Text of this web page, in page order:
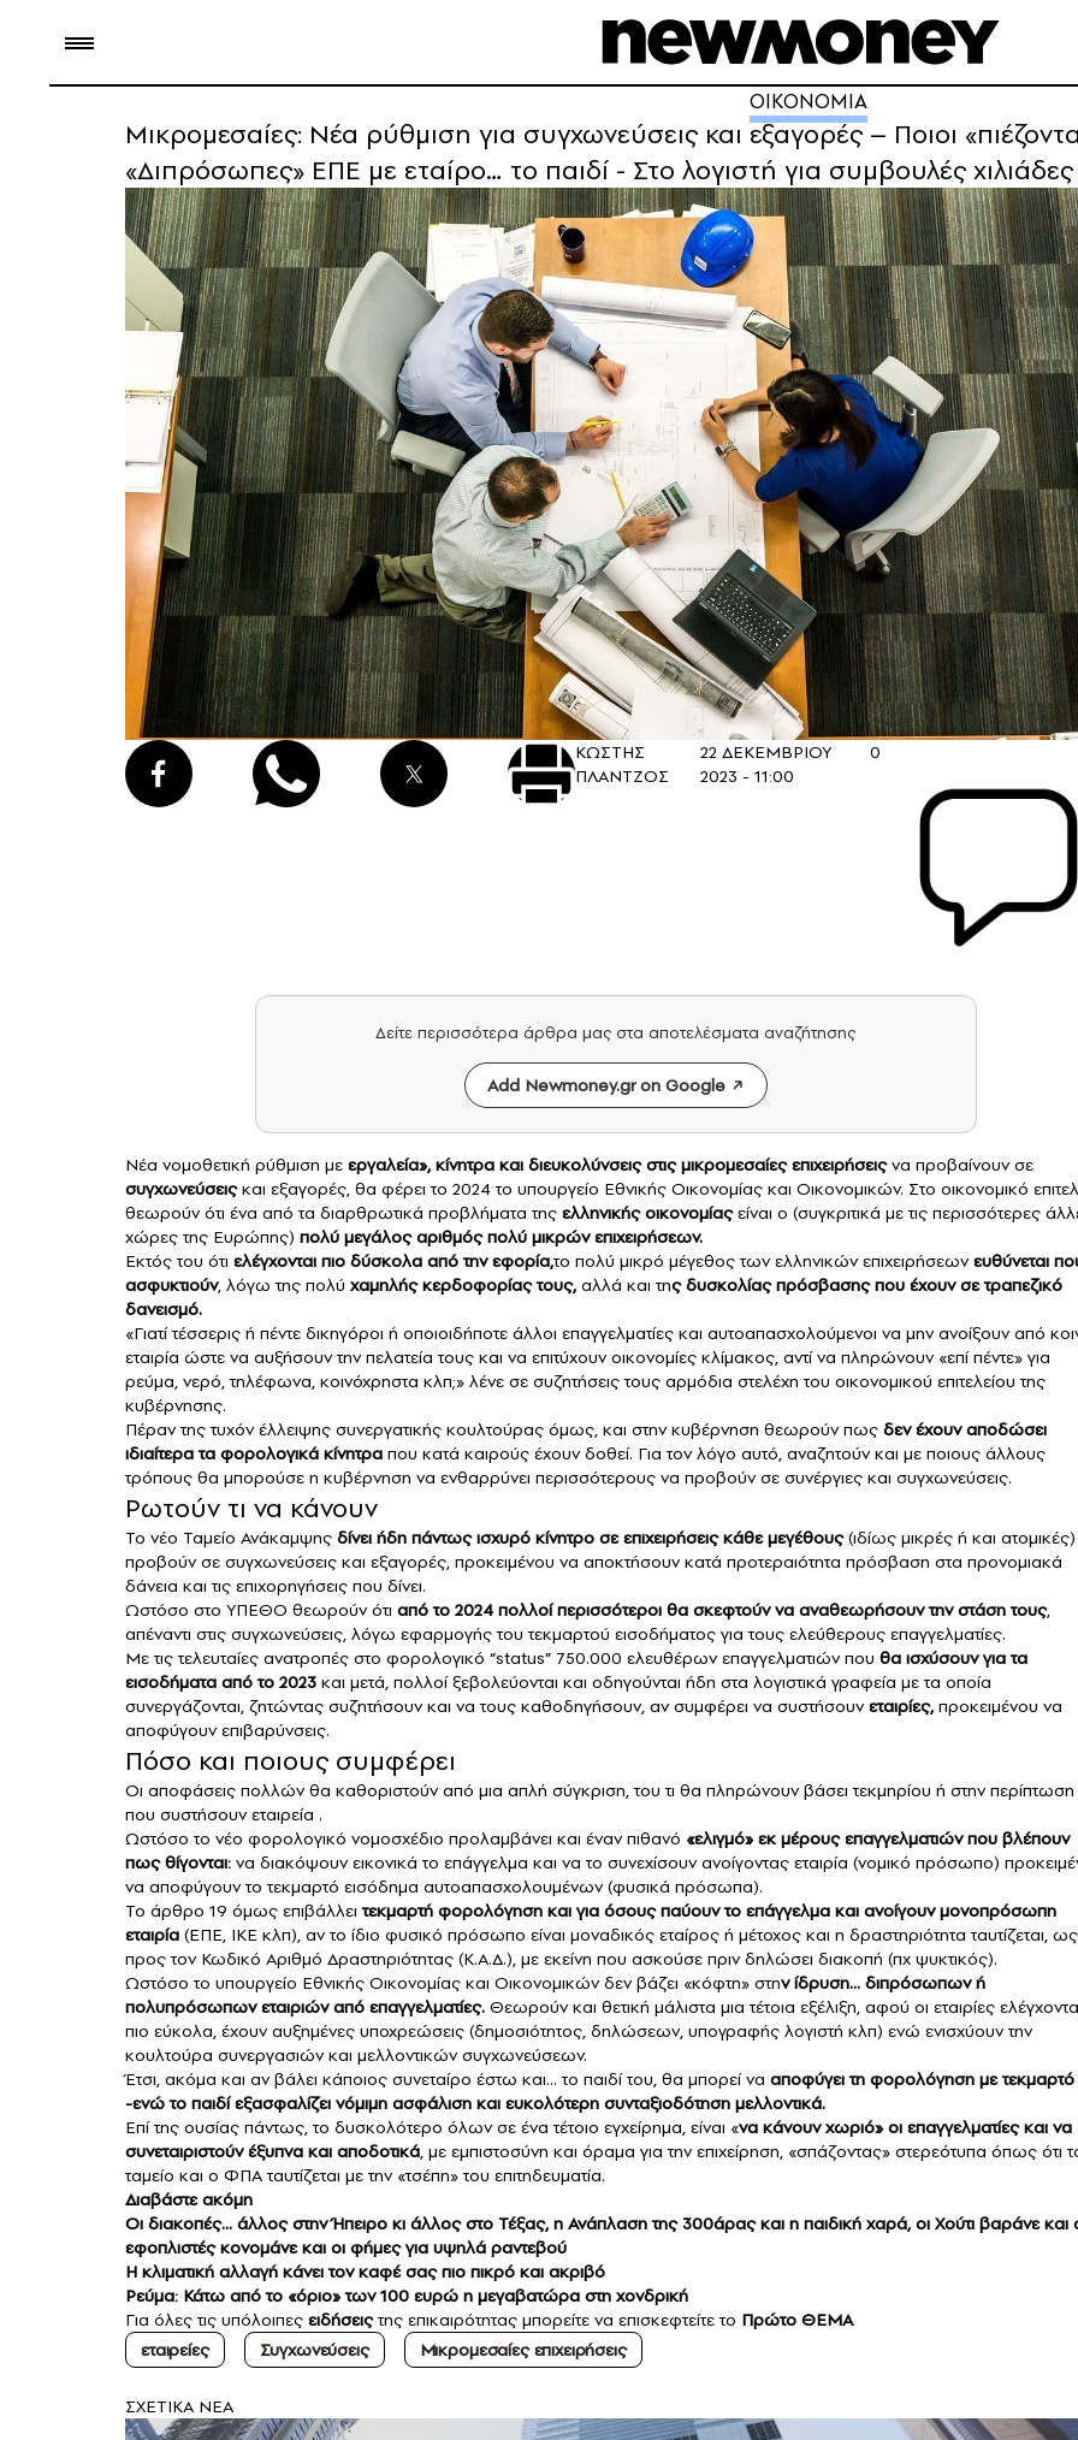
ΟΙΚΟΝΟΜΙΑ
Μικρομεσαίες: Νέα ρύθμιση για συγχωνεύσεις και εξαγορές – Ποιοι
«Διπρόσωπες» ΕΠΕ με εταίρο… το παιδί - Στο λογιστή για συμβουλές
ΚΩΣΤΗΣ
ΠΛΑΝΤΖΟΣ
22 ΔΕΚΕΜΒΡΙΟΥ
2023 - 11:00
0
Δείτε περισσότερα άρθρα μας στα αποτελέσματα αναζήτησης
Add Newmoney.gr on Google
Νέα νομοθετική ρύθμιση με εργαλεία», κίνητρα και διευκολύνσεις στιςμικρομεσαίες επιχειρήσειςνα προβαίνουν σε
συγχωνεύσεις και εξαγορές, θα φέρει το 2024 το υπουργείο Εθνικής Οικονομίας και Οικονομικών. Στο οικονομικό
θεωρούν ότι ένα από τα διαρθρωτικά προβλήματα της ελληνικής οικονομίαςείναι ο (συγκριτικά με τις περισσότερες
χώρες της Ευρώπης) πολύ μεγάλος αριθμός πολύ μικρών επιχειρήσεων.
Εκτός του ότι ελέγχονται πιο δύσκολα από την εφορία,το πολύ μικρό μέγεθος των ελληνικών επιχειρήσεωνευθύνεται
ασφυκτιούν, λόγω της πολύ χαμηλής κερδοφορίας τους,αλλά και της δυσκολίας πρόσβασης που έχουν σε τραπεζικό
δανεισμό.
«Γιατί τέσσερις ή πέντε δικηγόροι ή οποιοιδήποτε άλλοι επαγγελματίες και αυτοαπασχολούμενοι να μην ανοίξουν από
εταιρία ώστε να αυξήσουν την πελατεία τους και να επιτύχουν οικονομίες κλίμακος, αντί να πληρώνουν «επί πέντε» για
ρεύμα, νερό, τηλέφωνα, κοινόχρηστα κλπ;» λένε σε συζητήσεις τους αρμόδια στελέχη του οικονομικού επιτελείου της
κυβέρνησης.
Πέραν της τυχόν έλλειψης συνεργατικής κουλτούρας όμως, και στην κυβέρνηση θεωρούν πως δεν έχουν αποδώσει
ιδιαίτερα τα φορολογικά κίνητρα που κατά καιρούς έχουν δοθεί. Για τον λόγο αυτό, αναζητούν και με ποιους άλλους
τρόπους θα μπορούσε η κυβέρνηση να ενθαρρύνει περισσότερους να προβούν σε συνέργιες και συγχωνεύσεις.
Ρωτούν τι να κάνουν
Το νέο Ταμείο Ανάκαμψης δίνει ήδη πάντως ισχυρό κίνητρο σε επιχειρήσεις κάθε μεγέθους(ιδίως μικρές ή και
προβούν σε συγχωνεύσεις και εξαγορές, προκειμένου να αποκτήσουν κατά προτεραιότητα πρόσβαση στα προνομιακά
δάνεια και τις επιχορηγήσεις που δίνει.
Ωστόσο στο ΥΠΕΘΟ θεωρούν ότι από το 2024 πολλοί περισσότεροι θα σκεφτούν να αναθεωρήσουν την στάση τους,
απέναντι στις συγχωνεύσεις, λόγω εφαρμογής του τεκμαρτού εισοδήματος για τους ελεύθερους επαγγελματίες.
Με τις τελευταίες ανατροπές στο φορολογικό “status” 750.000 ελευθέρων επαγγελματιών που θα ισχύσουν για τα
εισοδήματα από το 2023 και μετά, πολλοί ξεβολεύονται και οδηγούνται ήδη στα λογιστικά γραφεία με τα οποία
συνεργάζονται, ζητώντας συζητήσουν και να τους καθοδηγήσουν, αν συμφέρει να συστήσουνεταιρίες,προκειμένου να
αποφύγουν επιβαρύνσεις.
Πόσο και ποιους συμφέρει
Οι αποφάσεις πολλών θα καθοριστούν από μια απλή σύγκριση, του τι θα πληρώνουν βάσει τεκμηρίου ή στην περίπτωση
που συστήσουν εταιρεία .
Ωστόσο το νέο φορολογικό νομοσχέδιο προλαμβάνει και έναν πιθανό «ελιγμό» εκ μέρους επαγγελματιών που βλέπουν
πως θίγονται: να διακόψουν εικονικά το επάγγελμα και να το συνεχίσουν ανοίγοντας εταιρία (νομικό πρόσωπο)
να αποφύγουν το τεκμαρτό εισόδημα αυτοαπασχολουμένων (φυσικά πρόσωπα).
Το άρθρο 19 όμως επιβάλλει τεκμαρτή φορολόγηση και για όσους παύουν το επάγγελμα και ανοίγουν μονοπρόσωπη
εταιρία (ΕΠΕ, ΙΚΕ κλπ), αν το ίδιο φυσικό πρόσωπο είναι μοναδικός εταίρος ή μέτοχος και η δραστηριότητα ταυτίζεται, ως
προς τον Κωδικό Αριθμό Δραστηριότητας (Κ.Α.Δ.), με εκείνη που ασκούσε πριν δηλώσει διακοπή (πχ ψυκτικός).
Ωστόσο το υπουργείο Εθνικής Οικονομίας και Οικονομικών δεν βάζει «κόφτη» στην ίδρυση… διπρόσωπων ή
πολυπρόσωπων εταιριώναπό επαγγελματίες. Θεωρούν και θετική μάλιστα μια τέτοια εξέλιξη, αφού οι εταιρίες
πιο εύκολα, έχουν αυξημένες υποχρεώσεις (δημοσιότητος, δηλώσεων, υπογραφής λογιστή κλπ) ενώ ενισχύουν την
κουλτούρα συνεργασιών και μελλοντικών συγχωνεύσεων.
Έτσι, ακόμα και αν βάλει κάποιος συνεταίρο έστω και… το παιδί του, θα μπορεί να αποφύγει τη φορολόγηση με τεκμαρτό
-ενώ το παιδί εξασφαλίζει νόμιμη ασφάλιση και ευκολότερη συνταξιοδότηση μελλοντικά.
Επί της ουσίας πάντως, το δυσκολότερο όλων σε ένα τέτοιο εγχείρημα, είναι «να κάνουν χωριό» οι επαγγελματίες και να
συνεταιριστούν έξυπνα και αποδοτικά, με εμπιστοσύνη και όραμα για την επιχείρηση, «σπάζοντας» στερεότυπα όπως ότι
ταμείο και ο ΦΠΑ ταυτίζεται με την «τσέπη» του επιτηδευματία.
Διαβάστε ακόμη
Οι διακοπές… άλλος στην Ήπειρο κι άλλος στο Τέξας, η Ανάπλαση της 300άρας και η παιδική χαρά, οι Χούτι βαράνε και
εφοπλιστές κονομάνε και οι φήμες για υψηλά ραντεβού
Η κλιματική αλλαγή κάνει τον καφέ σας πιο πικρό και ακριβό
Ρεύμα: Κάτω από το «όριο» των 100 ευρώ η μεγαβατώρα στη χονδρική
Για όλες τις υπόλοιπες ειδήσειςτης επικαιρότητας μπορείτε να επισκεφτείτε το Πρώτο ΘΕΜΑ
εταιρείες
Συγχωνεύσεις Μικρομεσαίες επιχειρήσεις
ΣXETIKA NEA